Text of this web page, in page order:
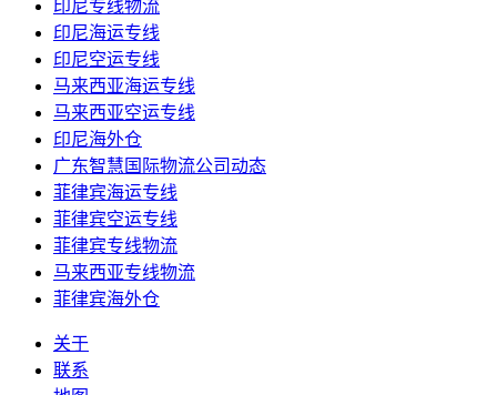
印尼专线物流
印尼海运专线
印尼空运专线
马来西亚海运专线
马来西亚空运专线
印尼海外仓
广东智慧国际物流公司动态
菲律宾海运专线
菲律宾空运专线
菲律宾专线物流
马来西亚专线物流
菲律宾海外仓
关于
联系